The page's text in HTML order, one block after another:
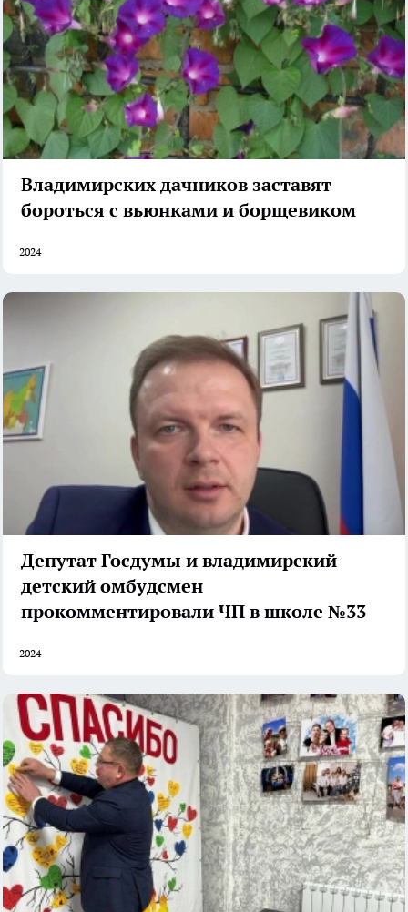
Владимирских дачников заставят
бороться с вьюнками и борщевиком
2024
Депутат Госдумы и владимирский
детский омбудсмен
прокомментировали ЧП в школе №33
2024